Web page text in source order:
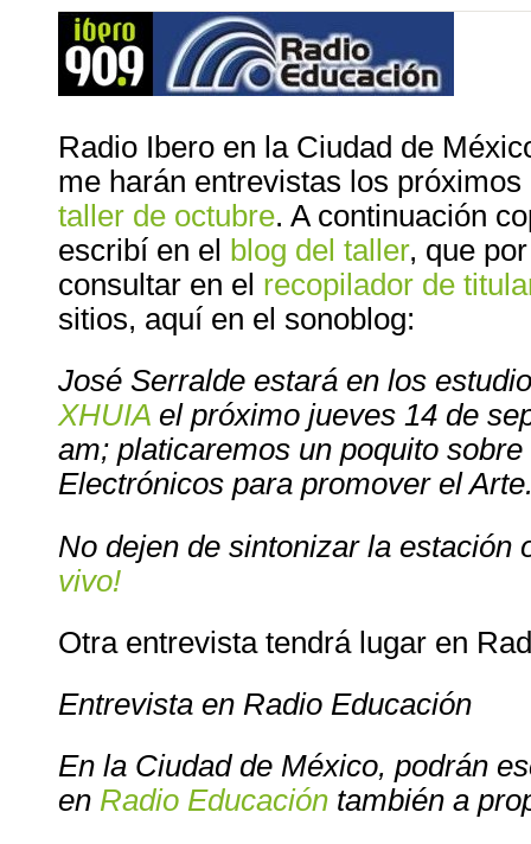
Radio Ibero en la Ciudad de
me harán entrevistas los
taller de octubre. A continuación
escribí en el
blog del taller, que
consultar en el recopilador de
sitios, aquí en el sonoblog:
José Serralde estará en los
XHUIA el próximo jueves 14 de
am; platicaremos un poquito
Electrónicos para promover el
No dejen de sintonizar la estación
vivo!
Otra entrevista tendrá lugar en
Entrevista en Radio Educación
En la Ciudad de México, podrán
en Radio Educación también a